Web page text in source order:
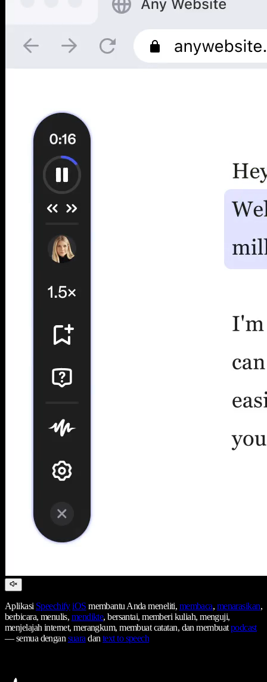
Aplikasi Speechify iOS membantu Anda meneliti, membaca, menarasikan,
berbicara, menulis, mendikte, bersantai, memberi kuliah, menguji,
menjelajah internet, merangkum, membuat catatan, dan membuatpodcast
— semua dengansuaradantext to speech